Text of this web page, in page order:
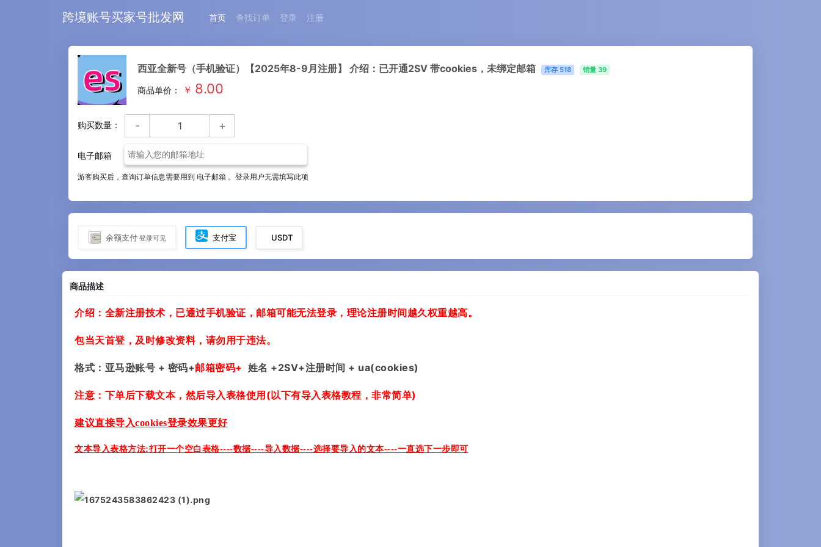
跨境账号买家号批发网 首页 查找订单 登录 注册
西亚全新号（手机验证）【2025年8-9月注册】 介绍：已开通2SV 带cookies，未绑定邮箱 库存 518 销量 39
商品单价： ￥ 8.00
购买数量： - +
电子邮箱
游客购买后，查询订单信息需要用到 电子邮箱 。登录用户无需填写此项
余额支付 登录可见 支付宝 USDT
商品描述
介绍：全新注册技术， 已通过手机验证 ，邮箱可能无法登录， 理论注册时间越久权重越高。
包当天首登，及时修改资料，请勿用于违法。
格式：亚马逊账号 + 密码+邮箱密码+ 姓名 +2SV+注册时间 + ua(cookies)
注意：下单后下载文本，然后导入表格使用(以下有导入表格教程，非常简单)
建议直接导入cookies登录效果更好
文本导入表格方法:打开一个空白表格----数据----导入数据----选择要导入的文本----一直选下一步即可